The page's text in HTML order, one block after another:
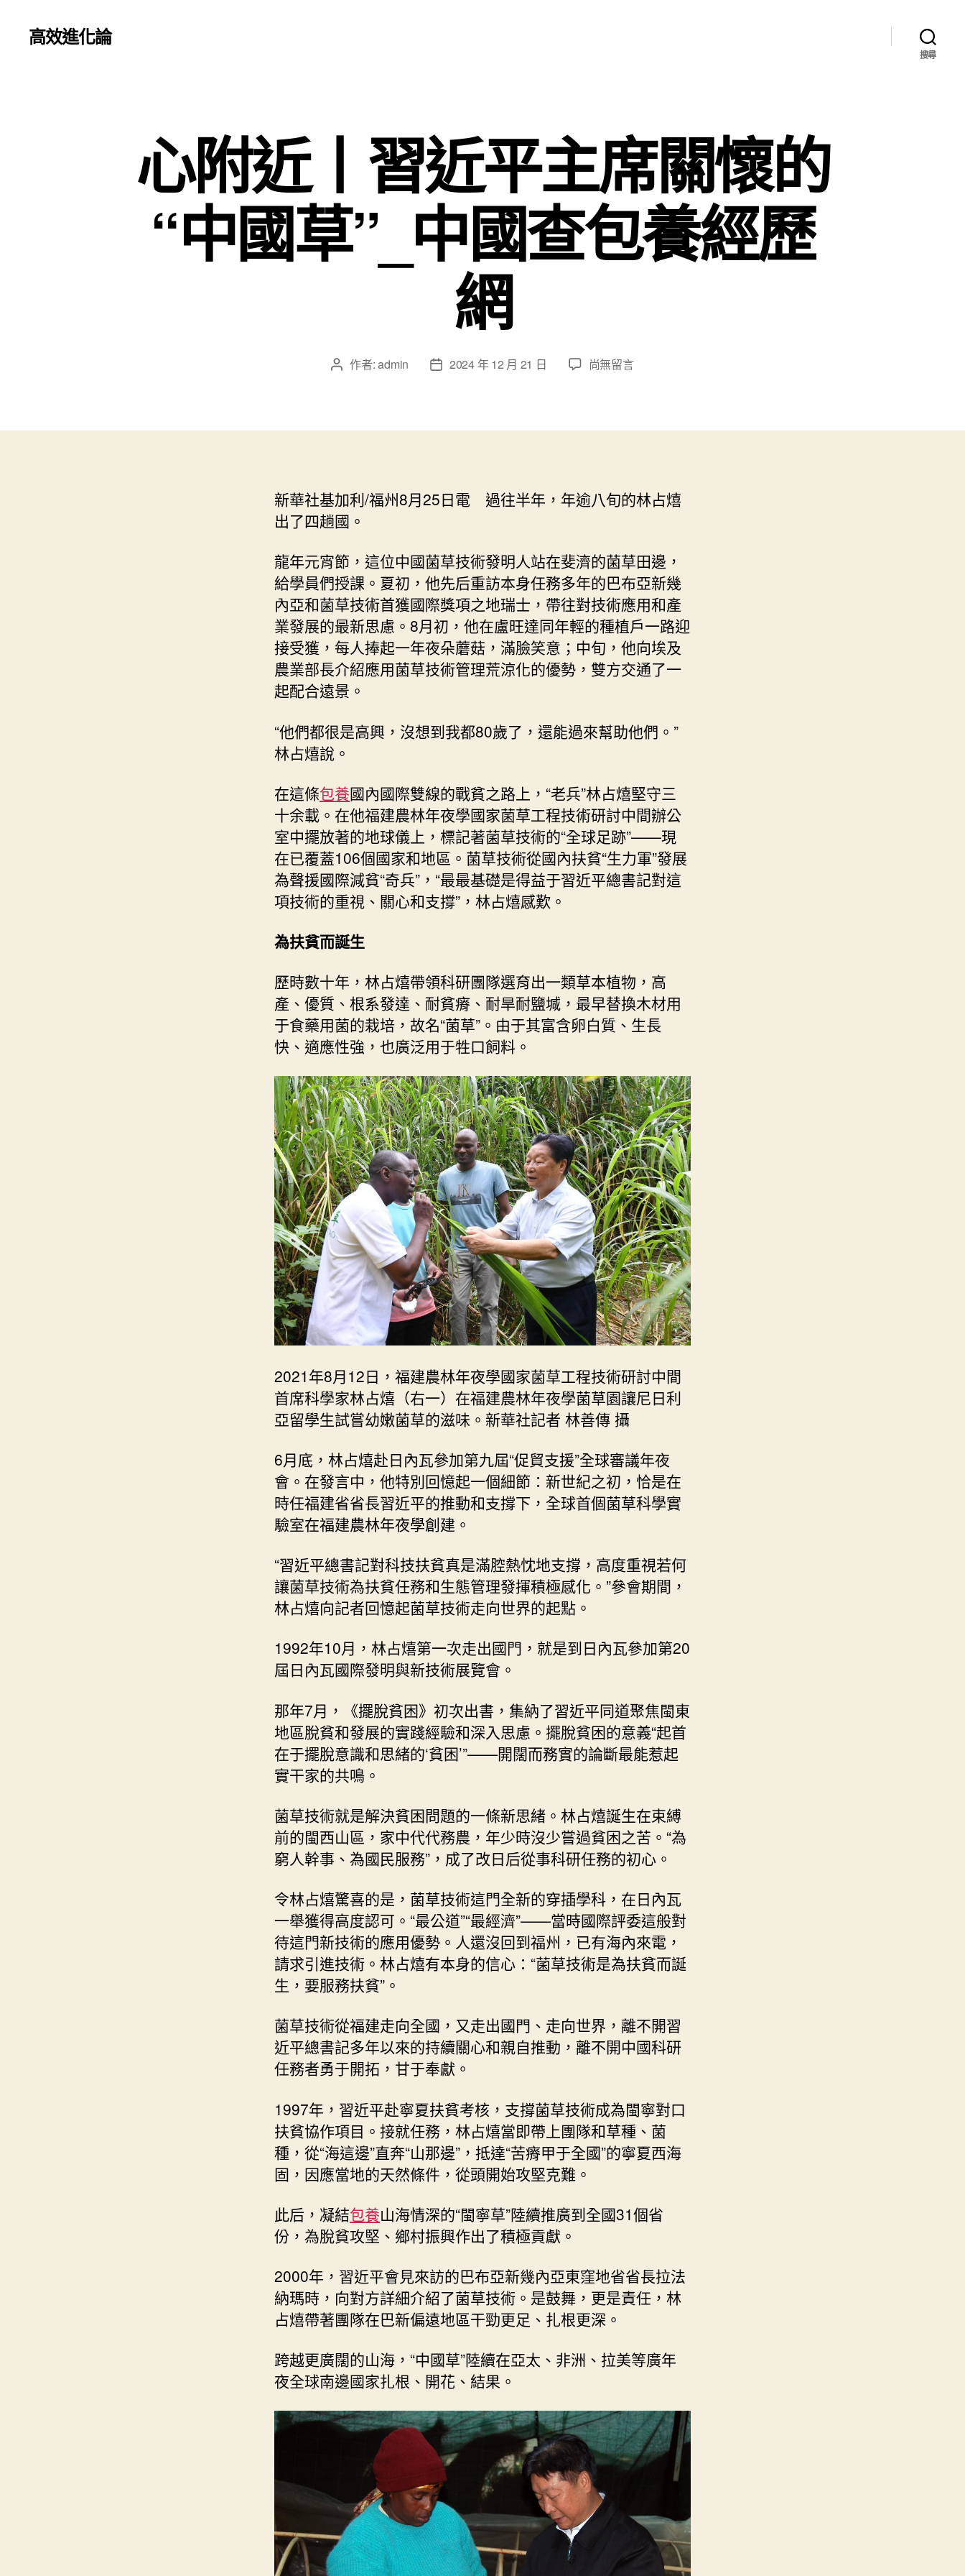
高效進化論
搜尋
心附近丨習近平主席關懷的
“中國草”_中國查包養經歷
網
文 作者:admin
文
日
2024 年 12 月 21 日
在
丨
主
懷
的
“中
國
草”
_
中
國
養
經
中
尚無留言
新華社基加利/福州8月25日電 過往半年，年逾八旬的林占熺
出了四趟國。
龍年元宵節，這位中國菌草技術發明人站在斐濟的菌草田邊，
給學員們授課。夏初，他先后重訪本身任務多年的巴布亞新幾
內亞和菌草技術首獲國際獎項之地瑞士，帶往對技術應用和產
業發展的最新思慮。8月初，他在盧旺達同年輕的種植戶一路迎
接受獲，每人捧起一年夜朵蘑菇，滿臉笑意；中旬，他向埃及
農業部長介紹應用菌草技術管理荒涼化的優勢，雙方交通了一
起配合遠景。
“他們都很是高興，沒想到我都80歲了，還能過來幫助他們。”
林占熺說。
在這條包養國內國際雙線的戰貧之路上，“老兵”林占熺堅守三
十余載。在他福建農林年夜學國家菌草工程技術研討中間辦公
室中擺放著的地球儀上，標記著菌草技術的“全球足跡”——現
在已覆蓋106個國家和地區。菌草技術從國內扶貧“生力軍”發展
為聲援國際減貧“奇兵”，“最最基礎是得益于習近平總書記對這
項技術的重視、關心和支撐”，林占熺感歎。
為扶貧而誕生
歷時數十年，林占熺帶領科研團隊選育出一類草本植物，高
產、優質、根系發達、耐貧瘠、耐旱耐鹽堿，最早替換木材用
于食藥用菌的栽培，故名“菌草”。由于其富含卵白質、生長
快、適應性強，也廣泛用于牲口飼料。
2021年8月12日，福建農林年夜學國家菌草工程技術研討中間
首席科學家林占熺（右一）在福建農林年夜學菌草園讓尼日利
亞留學生試嘗幼嫩菌草的滋味。新華社記者 林善傳 攝
6月底，林占熺赴日內瓦參加第九屆“促貿支援”全球審議年夜
會。在發言中，他特別回憶起一個細節：新世紀之初，恰是在
時任福建省省長習近平的推動和支撐下，全球首個菌草科學實
驗室在福建農林年夜學創建。
“習近平總書記對科技扶貧真是滿腔熱忱地支撐，高度重視若何
讓菌草技術為扶貧任務和生態管理發揮積極感化。”參會期間，
林占熺向記者回憶起菌草技術走向世界的起點。
1992年10月，林占熺第一次走出國門，就是到日內瓦參加第20
屆日內瓦國際發明與新技術展覽會。
那年7月，《擺脫貧困》初次出書，集納了習近平同道聚焦閩東
地區脫貧和發展的實踐經驗和深入思慮。擺脫貧困的意義“起首
在于擺脫意識和思緒的‘貧困’”——開闊而務實的論斷最能惹起
實干家的共鳴。
菌草技術就是解決貧困問題的一條新思緒。林占熺誕生在束縛
前的閩西山區，家中代代務農，年少時沒少嘗過貧困之苦。“為
窮人幹事、為國民服務”，成了改日后從事科研任務的初心。
令林占熺驚喜的是，菌草技術這門全新的穿插學科，在日內瓦
一舉獲得高度認可。“最公道”“最經濟”——當時國際評委這般對
待這門新技術的應用優勢。人還沒回到福州，已有海內來電，
請求引進技術。林占熺有本身的信心：“菌草技術是為扶貧而誕
生，要服務扶貧”。
菌草技術從福建走向全國，又走出國門、走向世界，離不開習
近平總書記多年以來的持續關心和親自推動，離不開中國科研
任務者勇于開拓，甘于奉獻。
1997年，習近平赴寧夏扶貧考核，支撐菌草技術成為閩寧對口
扶貧協作項目。接就任務，林占熺當即帶上團隊和草種、菌
種，從“海這邊”直奔“山那邊”，抵達“苦瘠甲于全國”的寧夏西海
固，因應當地的天然條件，從頭開始攻堅克難。
此后，凝結包養山海情深的“閩寧草”陸續推廣到全國31個省
份，為脫貧攻堅、鄉村振興作出了積極貢獻。
2000年，習近平會見來訪的巴布亞新幾內亞東窪地省省長拉法
納瑪時，向對方詳細介紹了菌草技術。是鼓舞，更是責任，林
占熺帶著團隊在巴新偏遠地區干勁更足、扎根更深。
跨越更廣闊的山海，“中國草”陸續在亞太、非洲、拉美等廣年
夜全球南邊國家扎根、開花、結果。